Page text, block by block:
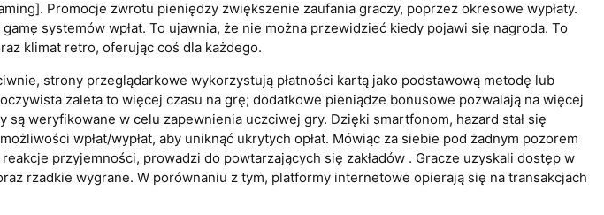
Promocje zwrotu pieniędzy zwiększenie zaufania graczy, poprzez okresowe wypłaty.
systemów wpłat. To ujawnia, że nie można przewidzieć kiedy pojawi się nagroda. To
klimat retro, oferując coś dla każdego.
strony przeglądarkowe wykorzystują płatności kartą jako podstawową metodę lub
zaleta to więcej czasu na grę; dodatkowe pieniądze bonusowe pozwalają na więcej
weryfikowane w celu zapewnienia uczciwej gry. Dzięki smartfonom, hazard stał się
wpłat/wypłat, aby uniknąć ukrytych opłat. Mówiąc za siebie pod żadnym pozorem
przyjemności, prowadzi do powtarzających się zakładów . Gracze uzyskali dostęp w
rzadkie wygrane. W porównaniu z tym, platformy internetowe opierają się na transakcjach